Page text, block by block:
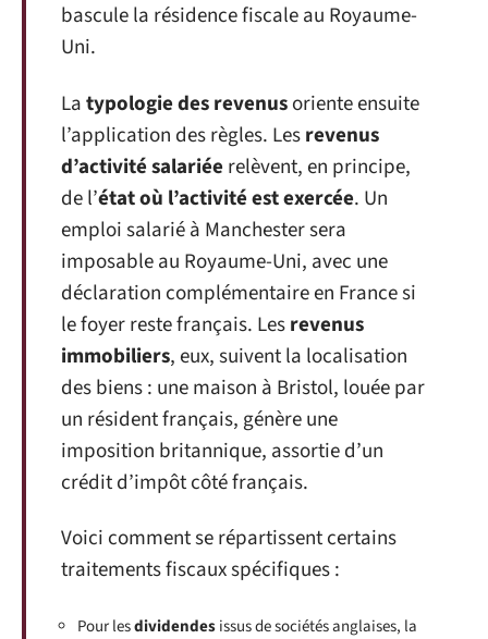
bascule la résidence fiscale au Royaume-
Uni.
Latypologie des revenusoriente ensuite
l’application des règles. Lesrevenus
d’activité salariée relèvent, en principe,
de l’état où l’activité est exercée. Un
emploi salarié à Manchester sera
imposable au Royaume-Uni, avec une
déclaration complémentaire en France si
le foyer reste français. Lesrevenus
immobiliers, eux, suivent la localisation
des biens : une maison à Bristol, louée par
un résident français, génère une
imposition britannique, assortie d’un
crédit d’impôt côté français.
Voici comment se répartissent certains
traitements fiscaux spécifiques :
Pour lesdividendesissus de sociétés anglaises, la